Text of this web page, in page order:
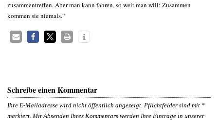
zusammentreffen. Aber man kann fahren, so weit man will: Zusammen
kommen sie niemals.“
Schreibe einen Kommentar
Ihre E-Mailadresse wird nicht öffentlich angezeigt. Pflichtfelder sind mit *
markiert. Mit Absenden Ihres Kommentars werden Ihre Einträge in unserer